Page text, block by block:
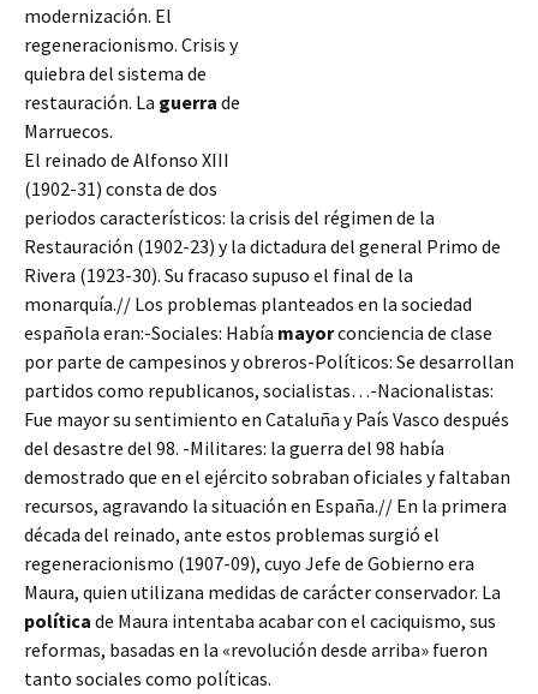
modernización. El
regeneracionismo. Crisis y
quiebra del sistema de
restauración. La guerra de
Marruecos.
El reinado de Alfonso XIII
(1902-31) consta de dos
periodos característicos: la crisis del régimen de la
Restauración (1902-23) y la dictadura del general Primo de
Rivera (1923-30). Su fracaso supuso el final de la
monarquía.// Los problemas planteados en la sociedad
española eran:-Sociales: Había mayorconciencia de clase
por parte de campesinos y obreros-Políticos: Se desarrollan
partidos como republicanos, socialistas…-Nacionalistas:
Fue mayor su sentimiento en Cataluña y País Vasco después
del desastre del 98. -Militares: la guerra del 98 había
demostrado que en el ejército sobraban oficiales y faltaban
recursos, agravando la situación en España.// En la primera
década del reinado, ante estos problemas surgió el
regeneracionismo (1907-09), cuyo Jefe de Gobierno era
Maura, quien utilizana medidas de carácter conservador. La
política de Maura intentaba acabar con el caciquismo, sus
reformas, basadas en la «revolución desde arriba» fueron
tanto sociales como políticas.